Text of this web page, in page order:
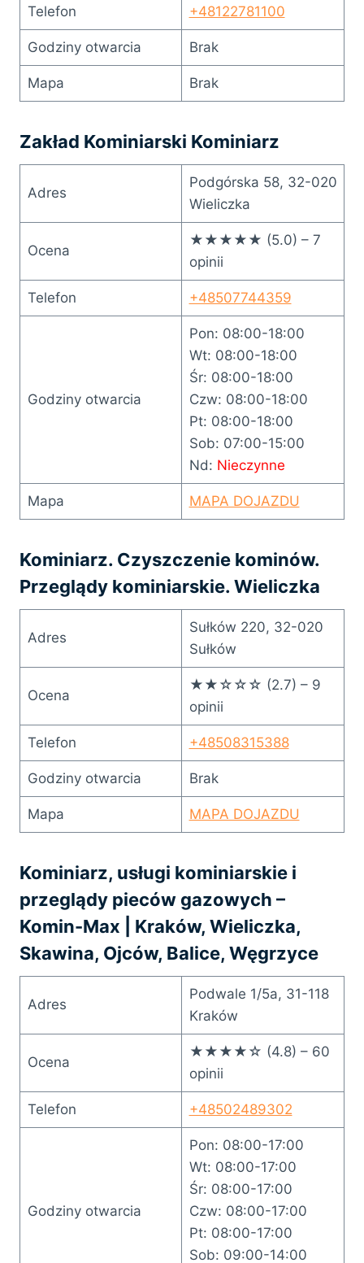
Telefon +48122781100
Godziny otwarcia Brak
Mapa Brak
Zakład Kominiarski Kominiarz
Adres
Podgórska 58, 32-020
Wieliczka
Ocena
★★★★★ (5.0) – 7
opinii
Telefon +48507744359
Godziny otwarcia
Pon: 08:00-18:00
Wt: 08:00-18:00
Śr: 08:00-18:00
Czw: 08:00-18:00
Pt: 08:00-18:00
Sob: 07:00-15:00
Nd: Nieczynne
Mapa MAPA DOJAZDU
Kominiarz. Czyszczenie kominów.
Przeglądy kominiarskie. Wieliczka
Adres
Sułków 220, 32-020
Sułków
Ocena
★★☆☆☆ (2.7) – 9
opinii
Telefon +48508315388
Godziny otwarcia Brak
Mapa MAPA DOJAZDU
Kominiarz, usługi kominiarskie i
przeglądy pieców gazowych –
Komin-Max | Kraków, Wieliczka,
Skawina, Ojców, Balice, Węgrzyce
Adres
Podwale 1/5a, 31-118
Kraków
Ocena
★★★★☆ (4.8) – 60
opinii
Telefon +48502489302
Godziny otwarcia
Pon: 08:00-17:00
Wt: 08:00-17:00
Śr: 08:00-17:00
Czw: 08:00-17:00
Pt: 08:00-17:00
Sob: 09:00-14:00